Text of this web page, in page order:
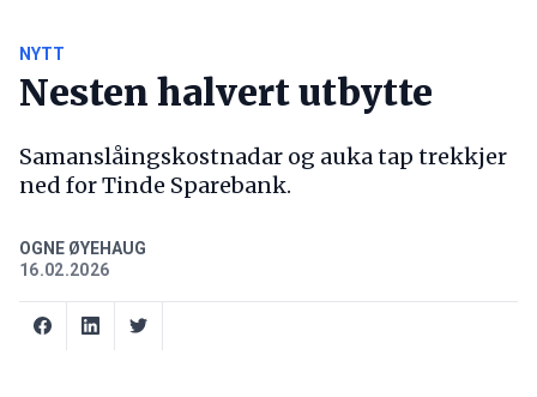
NYTT
Nesten halvert utbytte
Samanslåingskostnadar og auka tap trekkjer
ned for Tinde Sparebank.
OGNE ØYEHAUG
16.02.2026